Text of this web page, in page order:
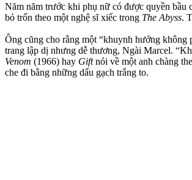
Năm năm trước khi phụ nữ có được quyền
bỏ trốn theo một nghệ sĩ xiếc trong The Abyss.
Ông cũng cho rằng một “khuynh hướng không
trang lập dị nhưng dễ thương, Ngài Marcel.
Venom (1966) hay Giftnói về một anh chàng
che đi bằng những dấu gạch trắng to.